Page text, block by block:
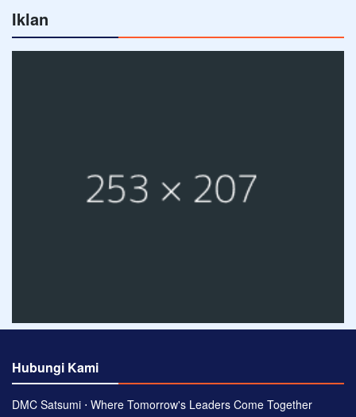
Iklan
Hubungi Kami
DMC Satsumi ⋅ Where Tomorrow's Leaders Come Together